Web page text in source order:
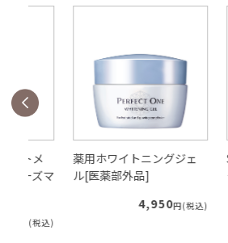
薬用ホワイトニングジェ
ル[医薬部外品]
円(税込)
SPハ
クリ